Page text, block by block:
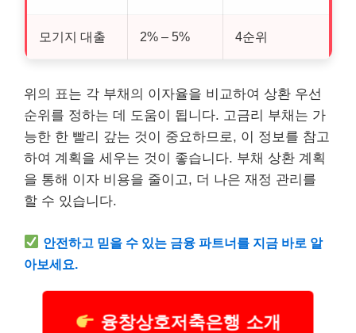
모기지 대출 2% – 5% 4순위
위의 표는 각 부채의 이자율을 비교하여 상환 우선
순위를 정하는 데 도움이 됩니다. 고금리 부채는 가
능한 한 빨리 갚는 것이 중요하므로, 이 정보를 참고
하여 계획을 세우는 것이 좋습니다. 부채 상환 계획
을 통해 이자 비용을 줄이고, 더 나은 재정 관리를
할 수 있습니다.
안전하고 믿을 수 있는 금융 파트너를 지금 바로 알
아보세요.
융창상호저축은행 소개